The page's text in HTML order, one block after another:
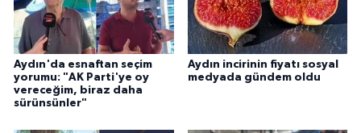
Aydın'da esnaftan seçim
yorumu: "AK Parti'ye oy
vereceğim, biraz daha
sürünsünler"
Aydın incirinin fiyatı sosyal
medyada gündem oldu
SPOR
TEKNOLOJİ